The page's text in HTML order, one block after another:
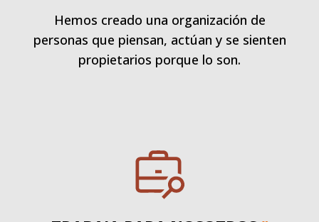
Hemos creado una organización de
personas que piensan, actúan y se sienten
propietarios porque lo son.